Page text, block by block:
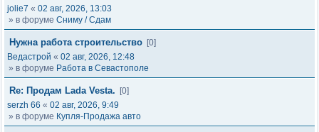
jolie7 « 02 авг, 2026, 13:03
» в форуме Сниму / Сдам
Нужна работа строительство [0]
Ведастрой « 02 авг, 2026, 12:48
» в форуме Работа в Севастополе
Re: Продам Lada Vesta.
[0]
serzh 66 « 02 авг, 2026, 9:49
» в форуме Купля-Продажа авто